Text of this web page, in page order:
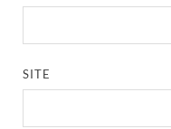
SITE